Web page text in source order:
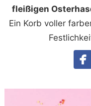
fleißigen
Ein Korb voller